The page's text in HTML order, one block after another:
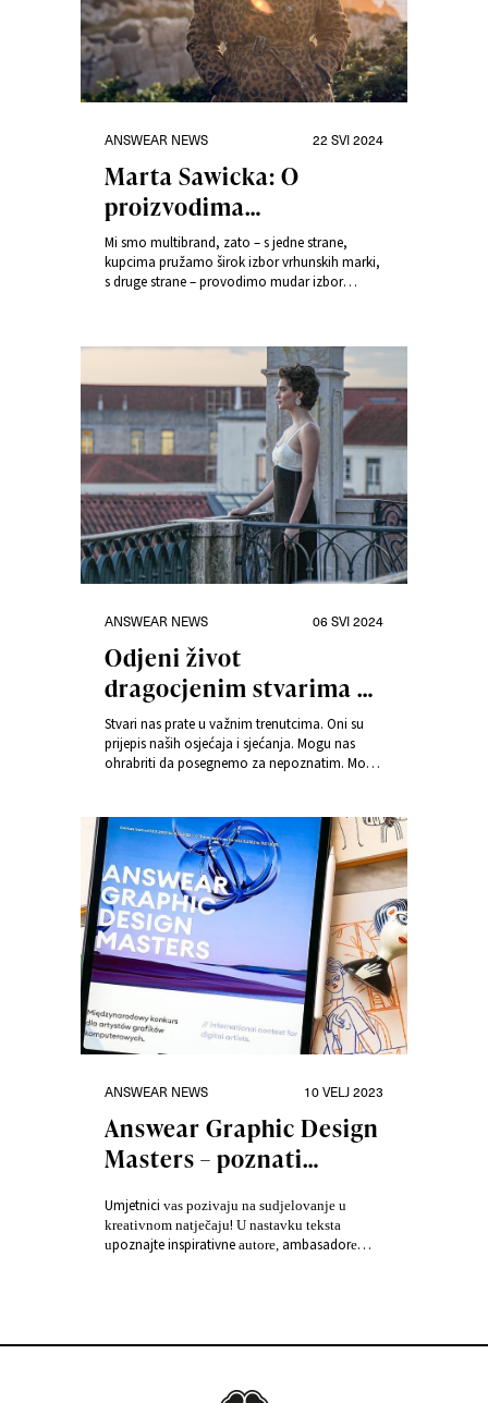
Kategorije
ANSWEAR NEWSObjavljeno
dana
22 SVI 2024
Marta Sawicka: O
proizvodima
promišljamo na
premium način
Mi smo multibrand, zato – s jedne strane,
kupcima pružamo širok izbor vrhunskih marki,
s druge strane – provodimo mudar izbor
image platforme “Odjeni život dragocjenim
stvarima” u pozicioniranju e-trgovine u
premium modnom segmentu.
Kategorije
ANSWEAR NEWSObjavljeno
06 SVI 2024
Odjeni život
dragocjenim stvarima na
Answear.hr
Stvari nas prate u važnim trenutcima. Oni su
prijepis naših osjećaja i sjećanja. Mogu nas
ohrabriti da posegnemo za nepoznatim. Mogu
Na kraju, oni ostaju u drugom planu, jer
najvrjednije je ono što smo dobili od njih, to je
ono što ostaje. U novoj kampanji za sezonu
proljeće-ljeto 2024. život odijevamo
dragocjenim stvarima.
Kategorije
ANSWEAR NEWSObjavljeno
dana
10 VELJ 2023
Answear Graphic Design
Masters – poznati
Answear proizvodima
Umjetnici vas pozivaju na sudjelovanje u
kreativnom natječaju! U nastavku teksta
upoznajte inspirativne autore, ambasadore